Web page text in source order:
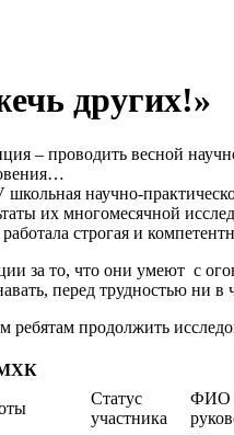
других!»
– проводить весной
школьная научно-
их многомесячной
строгая и
за то, что они умеют с
перед трудностью ни в
ребятам продолжить
МХК
Статус
участника
ФИО